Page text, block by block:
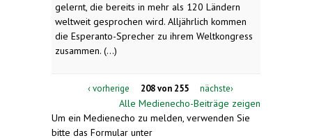
gelernt, die bereits in mehr als 120 Ländern
weltweit gesprochen wird. Alljährlich kommen
die Esperanto-Sprecher zu ihrem Weltkongress
zusammen. (...)
‹ vorherige 208 von 255 nächste›
Alle Medienecho-Beiträge zeigen
Um ein Medienecho zu melden, verwenden Sie
bitte das Formular unter